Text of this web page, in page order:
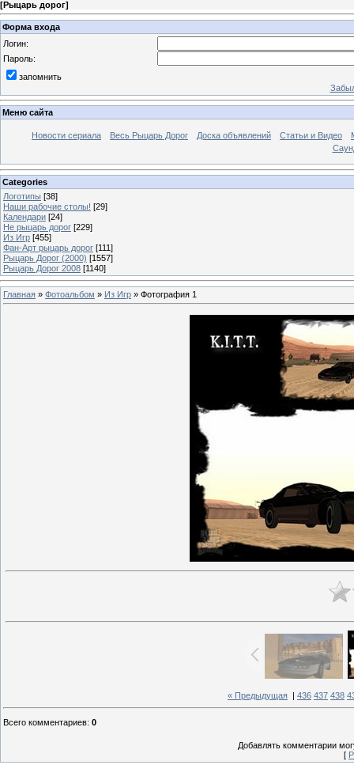
[Рыцарь дорог]
Форма входа
Логин:
Пароль:
запомнить
Меню сайта
Новости сериала Весь Рыцарь Дорог Доска объявлений Статьи и Видео
Categories
Логотипы [38]
Наши рабочие столы! [29]
Календари [24]
Не рыцарь дорог [229]
Из Игр [455]
Фан-Арт рыцарь дорог [111]
Рыцарь Дорог (2000) [1557]
Рыцарь Дорог 2008 [1140]
Главная » Фотоальбом » Из Игр » Фотография 1
« Предыдущая 436 437 438
Всего комментариев: 0
Добавлять комментарии
[